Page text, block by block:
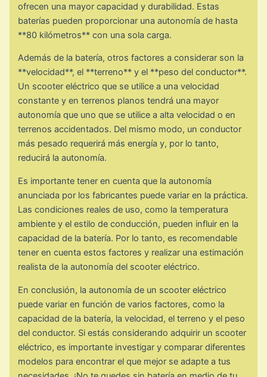
ofrecen una mayor capacidad y durabilidad. Estas
baterías pueden proporcionar una autonomía de hasta
**80 kilómetros** con una sola carga.
Además de la batería, otros factores a considerar son la
**velocidad**, el **terreno** y el **peso del conductor**.
Un scooter eléctrico que se utilice a una velocidad
constante y en terrenos planos tendrá una mayor
autonomía que uno que se utilice a alta velocidad o en
terrenos accidentados. Del mismo modo, un conductor
más pesado requerirá más energía y, por lo tanto,
reducirá la autonomía.
Es importante tener en cuenta que la autonomía
anunciada por los fabricantes puede variar en la práctica.
Las condiciones reales de uso, como la temperatura
ambiente y el estilo de conducción, pueden influir en la
capacidad de la batería. Por lo tanto, es recomendable
tener en cuenta estos factores y realizar una estimación
realista de la autonomía del scooter eléctrico.
En conclusión, la autonomía de un scooter eléctrico
puede variar en función de varios factores, como la
capacidad de la batería, la velocidad, el terreno y el peso
del conductor. Si estás considerando adquirir un scooter
eléctrico, es importante investigar y comparar diferentes
modelos para encontrar el que mejor se adapte a tus